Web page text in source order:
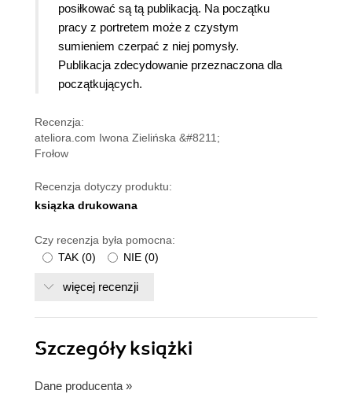
posiłkować są tą publikacją. Na początku
pracy z portretem może z czystym
sumieniem czerpać z niej pomysły.
Publikacja zdecydowanie przeznaczona dla
początkujących.
Recenzja:
ateliora.com Iwona Zielińska &#8211;
Frołow
Recenzja dotyczy produktu:
ksiązka drukowana
Czy recenzja była pomocna:
TAK (0) NIE (0)
więcej recenzji
Szczegółyksiążki
Dane producenta »